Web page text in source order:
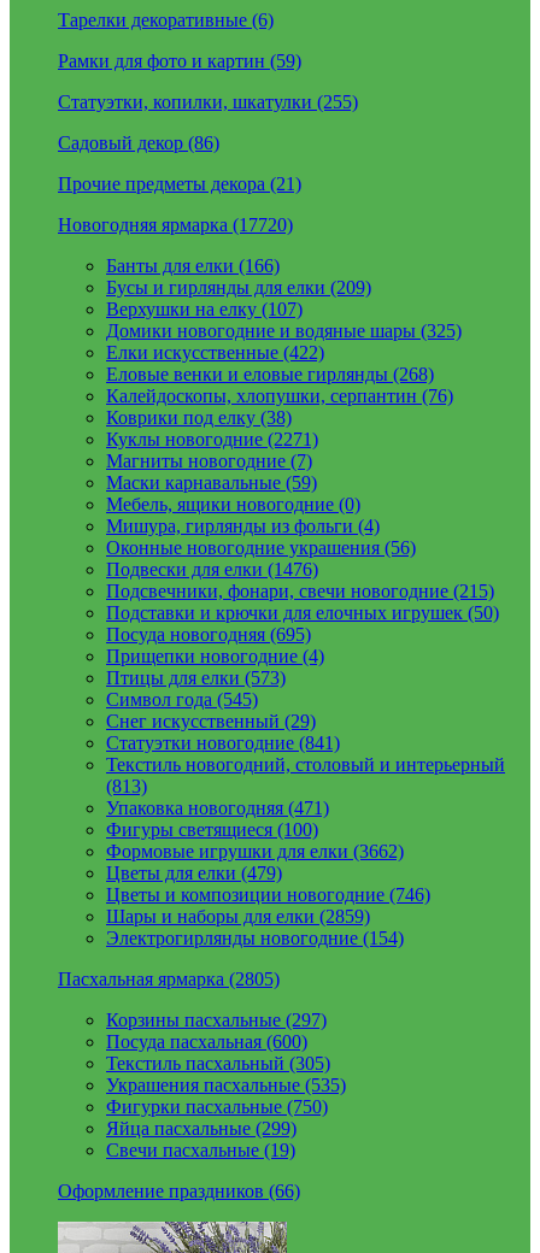
Тарелки декоративные (6)
Рамки для фото и картин (59)
Статуэтки, копилки, шкатулки (255)
Садовый декор (86)
Прочие предметы декора (21)
Новогодняя ярмарка (17720)
Банты для елки (166)
Бусы и гирлянды для елки (209)
Верхушки на елку (107)
Домики новогодние и водяные шары (325)
Елки искусственные (422)
Еловые венки и еловые гирлянды (268)
Калейдоскопы, хлопушки, серпантин (76)
Коврики под елку (38)
Куклы новогодние (2271)
Магниты новогодние (7)
Маски карнавальные (59)
Мебель, ящики новогодние (0)
Мишура, гирлянды из фольги (4)
Оконные новогодние украшения (56)
Подвески для елки (1476)
Подсвечники, фонари, свечи новогодние (215)
Подставки и крючки для елочных игрушек (50)
Посуда новогодняя (695)
Прищепки новогодние (4)
Птицы для елки (573)
Символ года (545)
Снег искусственный (29)
Статуэтки новогодние (841)
Текстиль новогодний, столовый и интерьерный
(813)
Упаковка новогодняя (471)
Фигуры светящиеся (100)
Формовые игрушки для елки (3662)
Цветы для елки (479)
Цветы и композиции новогодние (746)
Шары и наборы для елки (2859)
Электрогирлянды новогодние (154)
Пасхальная ярмарка (2805)
Корзины пасхальные (297)
Посуда пасхальная (600)
Текстиль пасхальный (305)
Украшения пасхальные (535)
Фигурки пасхальные (750)
Яйца пасхальные (299)
Свечи пасхальные (19)
Оформление праздников (66)